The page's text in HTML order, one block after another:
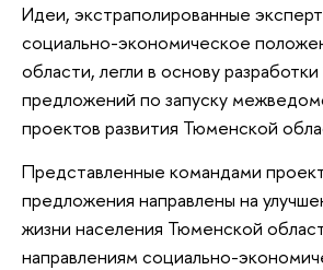
Идеи, экстраполированные
социально-экономическое
области, легли в основу
предложений по запуску
проектов развития Тюменской
Представленные командами
предложения направлены на
жизни населения Тюменской
направлениям социально-